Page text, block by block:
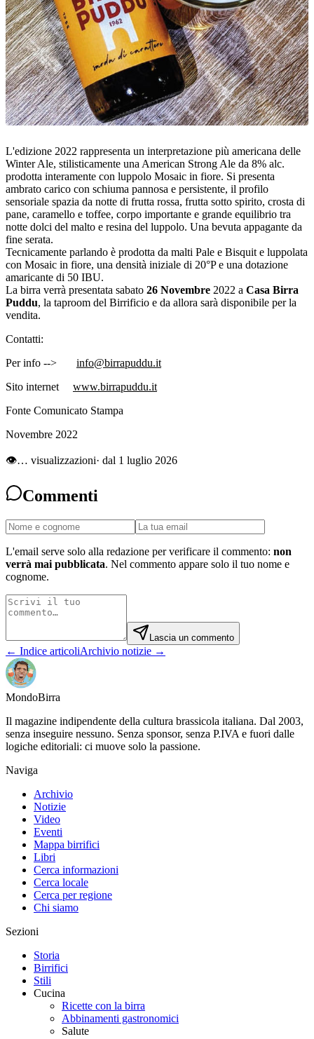
L'edizione 2022 rappresenta un interpretazione più americana delle
Winter Ale, stilisticamente una American Strong Ale da 8% alc.
prodotta interamente con luppolo Mosaic in fiore. Si presenta
ambrato carico con schiuma pannosa e persistente, il profilo
sensoriale spazia da notte di frutta rossa, frutta sotto spirito, crosta di
pane, caramello e toffee, corpo importante e grande equilibrio tra
notte dolci del malto e resina del luppolo. Una bevuta appagante da
fine serata.
Tecnicamente parlando è prodotta da malti Pale e Bisquit e luppolata
con Mosaic in fiore, una densità iniziale di 20°P e una dotazione
amaricante di 50 IBU.
La birra verrà presentata sabato 26 Novembre 2022 a Casa Birra
Puddu, la taproom del Birrificio e da allora sarà disponibile per la
vendita.
Contatti:
Per info --> info@birrapuddu.it
Sito internet
www.birrapuddu.it
Fonte Comunicato Stampa
Novembre 2022
👁… visualizzazioni· dal 1 luglio 2026
Commenti
L'email serve solo alla redazione per verificare il commento: non
verrà mai pubblicata. Nel commento appare solo il tuo nome e
cognome.
Lascia un commento
← Indice articoliArchivio notizie →
MondoBirra
Il magazine indipendente della cultura brassicola italiana. Dal 2003,
senza inseguire nessuno. Senza sponsor, senza P.IVA e fuori dalle
logiche editoriali: ci muove solo la passione.
Naviga
Archivio
Notizie
Video
Eventi
Mappa birrifici
Libri
Cerca informazioni
Cerca locale
Cerca per regione
Chi siamo
Sezioni
Storia
Birrifici
Stili
Cucina
Ricette con la birra
Abbinamenti gastronomici
Salute